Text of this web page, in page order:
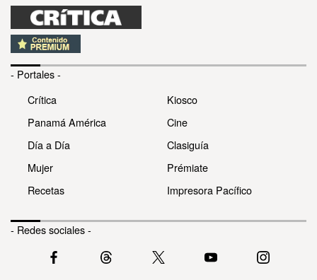
- Portales -
Crítica
Panamá América
Día a Día
Mujer
Recetas
Kiosco
Cine
Clasiguía
Prémiate
Impresora Pacífico
- Redes sociales -